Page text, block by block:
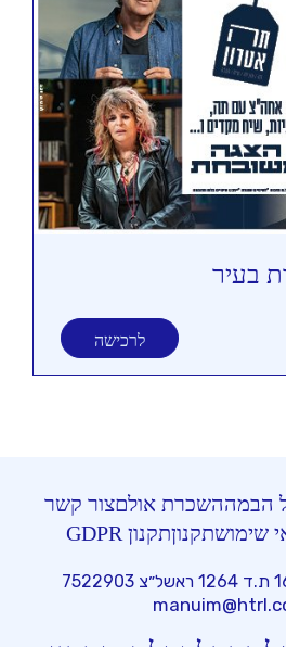
בעיר
לרכישה
הבמההשכרת אולםצור קשר
שימושתקנוןתקנון GDPR